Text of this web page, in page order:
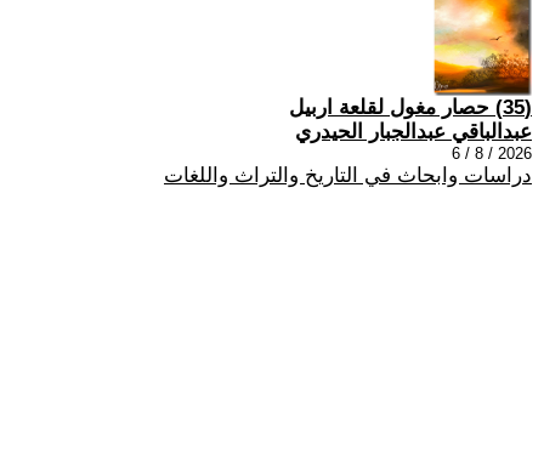
(35) حصار مغول لقلعة اربيل
عبدالباقي عبدالجبار الحيدري
2026 / 8 / 6
دراسات وابحاث في التاريخ والتراث واللغات